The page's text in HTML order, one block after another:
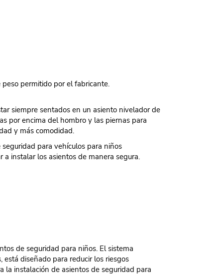
permitido por el fabricante.
siempre sentados en un asiento nivelador de
por encima del hombro y las piernas para
y más comodidad.
para vehículos para niños
instalar los asientos de manera segura.
de seguridad para niños. El sistema
diseñado para reducir los riesgos
la instalación de asientos de seguridad para